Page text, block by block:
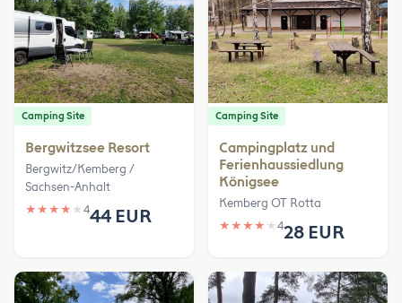
Camping Site
Bergwitzsee Resort
Bergwitz/Kemberg /
Sachsen-Anhalt
★ ★ ★ ★ ★ 444 EUR
Camping Site
Campingplatz und
Ferienhaussiedlung
Königsee
Kemberg OT Rotta
★ ★ ★ ★ ★ 428 EUR